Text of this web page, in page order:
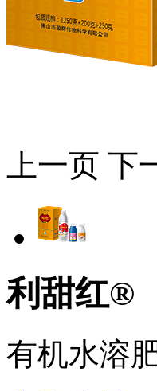
上一页 下
利甜红®
有机水溶